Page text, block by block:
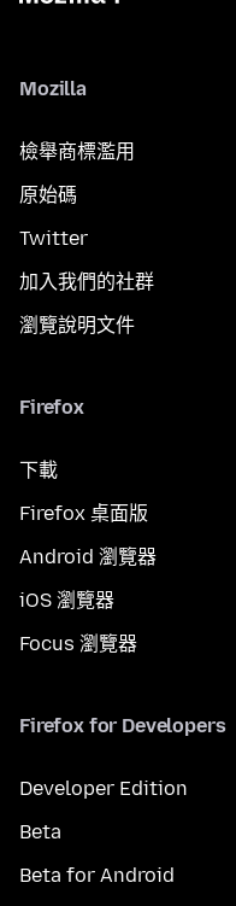
Mozilla
檢舉商標濫用
原始碼
Twitter
加入我們的社群
瀏覽說明文件
Firefox
下載
Firefox 桌面版
Android 瀏覽器
iOS 瀏覽器
Focus 瀏覽器
Firefox for Developers
Developer Edition
Beta
Beta for Android